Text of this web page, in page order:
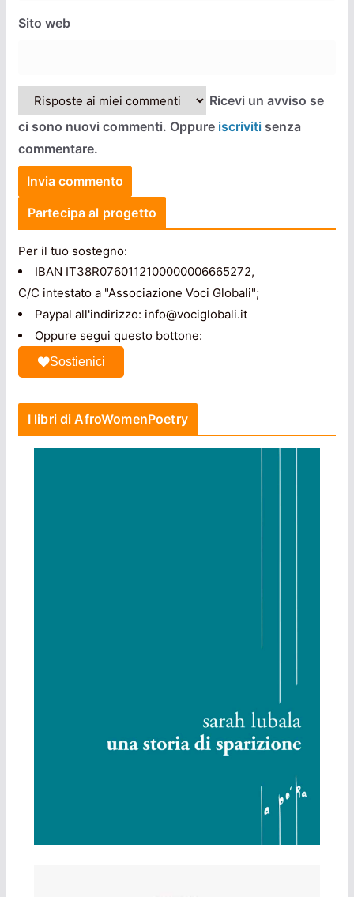
Sito web
Ricevi un avviso se
ci sono nuovi commenti. Oppure iscrivitisenza
commentare.
Partecipa al progetto
Per il tuo sostegno:
IBAN IT38R0760112100000006665272,
C/C intestato a "Associazione Voci Globali";
Paypal all'indirizzo: info@vociglobali.it
Oppure segui questo bottone:
Sostienici
I libri di AfroWomenPoetry